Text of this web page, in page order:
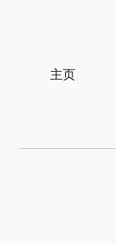
主页